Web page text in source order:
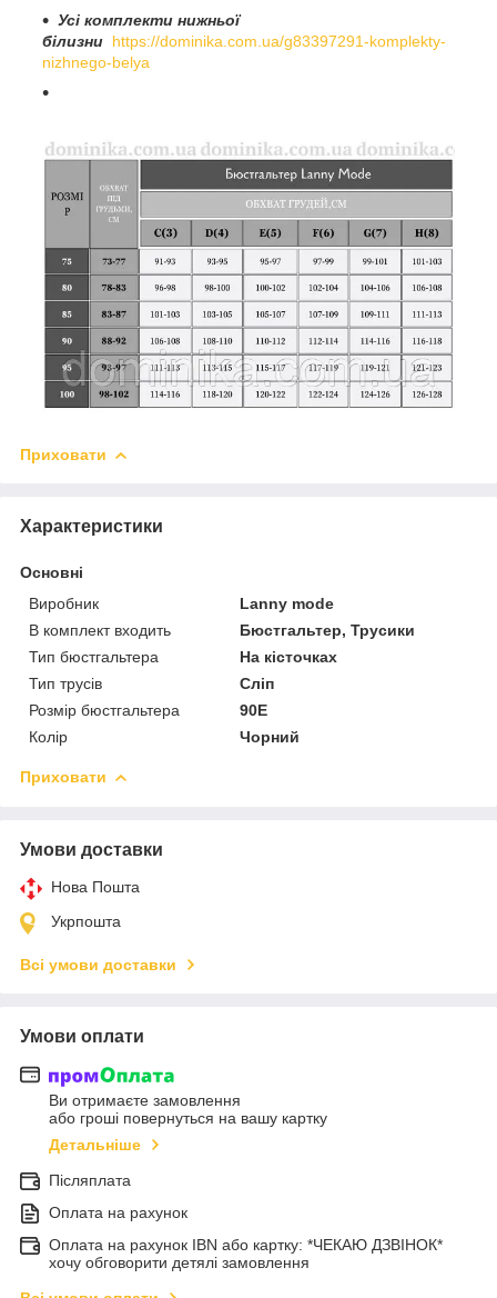
Усі комплекти нижньої
білизни https://dominika.com.ua/g83397291-komplekty-
nizhnego-belya
Приховати
Характеристики
Основні
Виробник
Lanny mode
В комплект входить
Бюстгальтер, Трусики
Тип бюстгальтера
На кісточках
Тип трусів
Сліп
Розмір бюстгальтера
90E
Колір
Чорний
Приховати
Умови доставки
Нова Пошта
Укрпошта
Всі умови доставки
Умови оплати
Ви отримаєте замовлення
або гроші повернуться на вашу картку
Детальніше
Післяплата
Оплата на рахунок
Оплата на рахунок IBN або картку: *ЧЕКАЮ ДЗВІНОК*
хочу обговорити детялі замовлення